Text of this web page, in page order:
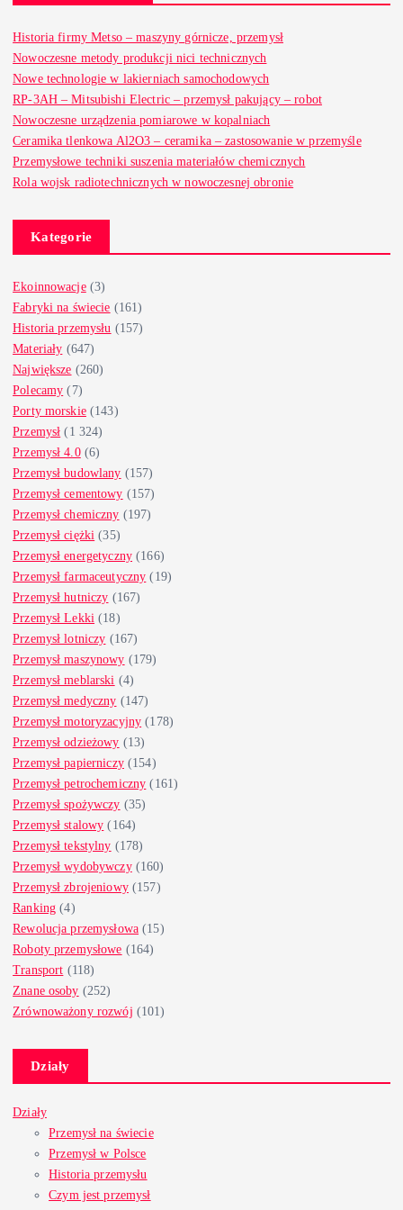
Historia firmy Metso – maszyny górnicze, przemysł
Nowoczesne metody produkcji nici technicznych
Nowe technologie w lakierniach samochodowych
RP-3AH – Mitsubishi Electric – przemysł pakujący – robot
Nowoczesne urządzenia pomiarowe w kopalniach
Ceramika tlenkowa Al2O3 – ceramika – zastosowanie w przemyśle
Przemysłowe techniki suszenia materiałów chemicznych
Rola wojsk radiotechnicznych w nowoczesnej obronie
Kategorie
Ekoinnowacje(3)
Fabryki na świecie (161)
Historia przemysłu (157)
Materiały (647)
Największe (260)
Polecamy (7)
Porty morskie(143)
Przemysł (1 324)
Przemysł 4.0(6)
Przemysł budowlany (157)
Przemysł cementowy (157)
Przemysł chemiczny (197)
Przemysł ciężki (35)
Przemysł energetyczny (166)
Przemysł farmaceutyczny (19)
Przemysł hutniczy (167)
Przemysł Lekki (18)
Przemysł lotniczy (167)
Przemysł maszynowy (179)
Przemysł meblarski (4)
Przemysł medyczny (147)
Przemysł motoryzacyjny (178)
Przemysł odzieżowy (13)
Przemysł papierniczy(154)
Przemysł petrochemiczny (161)
Przemysł spożywczy (35)
Przemysł stalowy (164)
Przemysł tekstylny (178)
Przemysł wydobywczy(160)
Przemysł zbrojeniowy(157)
Ranking (4)
Rewolucja przemysłowa (15)
Roboty przemysłowe (164)
Transport (118)
Znane osoby (252)
Zrównoważony rozwój (101)
Działy
Działy
Przemysł na świecie
Przemysł w Polsce
Historia przemysłu
Czym jest przemysł